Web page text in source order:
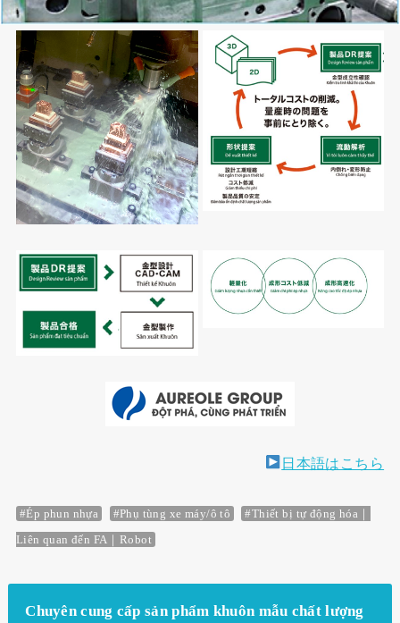
日本語はこちら
#Ép phun nhựa #Phụ tùng xe máy/ô tô
#Thiết bị tự động hóa｜
Liên quan đến FA｜Robot
Chuyên cung cấp sản phẩm khuôn mẫu chất lượng